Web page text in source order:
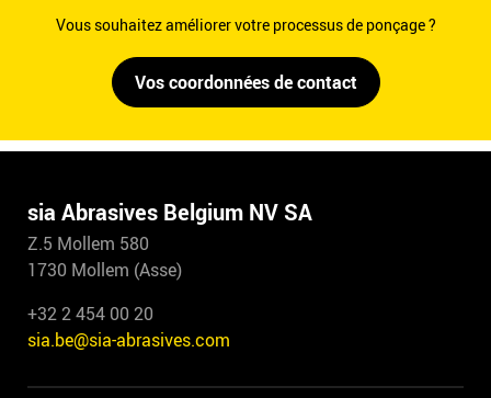
Vous souhaitez améliorer votre processus de ponçage ?
Vos coordonnées de contact
sia Abrasives Belgium NV SA
Z.5 Mollem 580
1730 Mollem (Asse)
+32 2 454 00 20
sia.be@sia-abrasives.com